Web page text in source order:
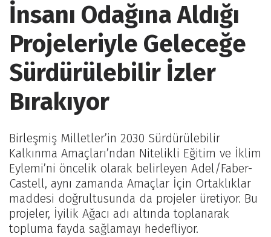
İnsanı Odağına Aldığı
Projeleriyle Geleceğe
Sürdürülebilir İzler
Bırakıyor
Birleşmiş Milletler’in 2030 Sürdürülebilir
Kalkınma Amaçları’ndan Nitelikli Eğitim ve İklim
Eylemi’ni öncelik olarak belirleyen Adel/Faber-
Castell, aynı zamanda Amaçlar İçin Ortaklıklar
maddesi doğrultusunda da projeler üretiyor. Bu
projeler, İyilik Ağacı adı altında toplanarak
topluma fayda sağlamayı hedefliyor.